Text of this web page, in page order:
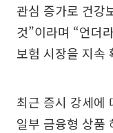
관심 증가로 건강
것”이라며 “언더
보험 시장을 지속
최근 증시 강세에
일부 금융형 상품